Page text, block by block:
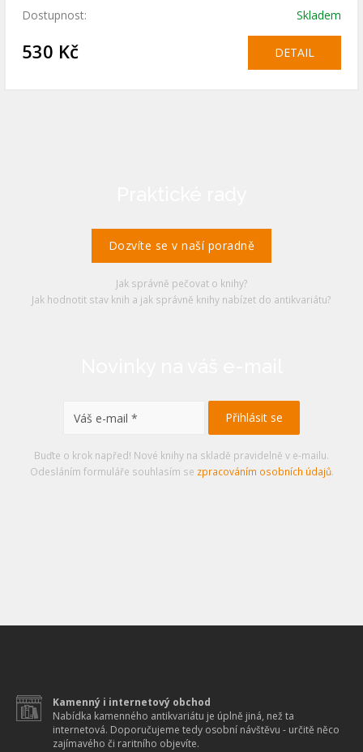
Dostupnost: Skladem
530 Kč DETAIL
Dozvíte se v naší poradně
Jak správně pečovat o knihy?
Jak hodnotit stav knih a jak správně knihy nabízet do antikvariátu?
Buďte o krok napřed! Nové knihy na skladě pravidelně v e-mailu.
Odesláním formuláře souhlasím se zpracováním osobních údajů.
Kamenný i internetový obchod
Nabídka kamenného antikvariátu je úplně jiná, než ta
internetová. Doporučujeme tedy osobní návštěvu - určitě něco
zajímavého či raritního objevíte.